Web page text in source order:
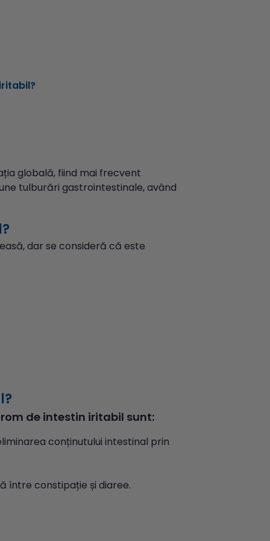
globală, fiind mai frecvent
tulburări gastrointestinale, având
dar se consideră că este
de intestin iritabil sunt:
conținutului intestinal prin
între constipație și diaree.